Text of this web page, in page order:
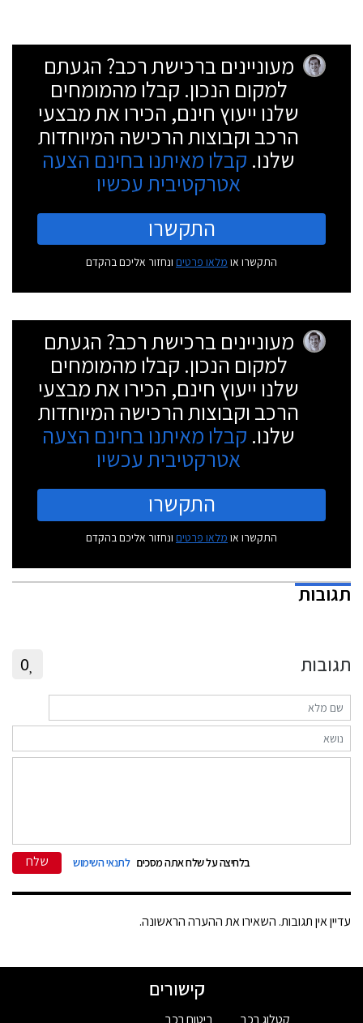
מעוניינים ברכישת רכב? הגעתם
למקום הנכון. קבלו מהמומחים
שלנו ייעוץ חינם, הכירו את מבצעי
הרכב וקבוצות הרכישה המיוחדות
שלנו. קבלו מאיתנו בחינם הצעה
אטרקטיבית עכשיו
התקשרו
התקשרו או מלאו פרטים ונחזור אליכם בהקדם
מעוניינים ברכישת רכב? הגעתם
למקום הנכון. קבלו מהמומחים
שלנו ייעוץ חינם, הכירו את מבצעי
הרכב וקבוצות הרכישה המיוחדות
שלנו. קבלו מאיתנו בחינם הצעה
אטרקטיבית עכשיו
התקשרו
התקשרו או מלאו פרטים ונחזור אליכם בהקדם
תגובות
תגובות 0
בלחיצה על שלח אתה מסכים לתנאי השימוש שלח
עדיין אין תגובות. השאירו את ההערה הראשונה.
קישורים
קטלוג רכב ביטוח רכב